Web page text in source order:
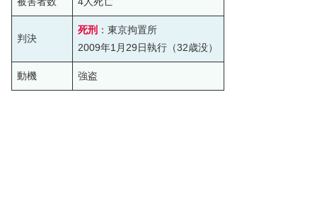
判決
死刑 ：東京拘置所
2009年1月29日執行（32歳没）
動機 強盗